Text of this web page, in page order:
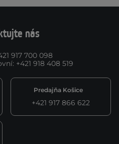
nás
917 700 098
: +421 918 408 519
Predajňa Košice
+421 917 866 622